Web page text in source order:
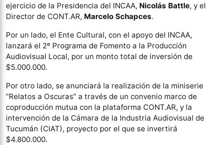
ejercicio de la Presidencia del INCAA, Nicolás Battle, y el
Director de CONT.AR, Marcelo Schapces.
Por un lado, el Ente Cultural, con el apoyo del INCAA,
lanzará el 2º Programa de Fomento a la Producción
Audiovisual Local, por un monto total de inversión de
$5.000.000.
Por otro lado, se anunciará la realización de la miniserie
“Relatos a Oscuras” a través de un convenio marco de
coproducción mutua con la plataforma CONT.AR, y la
intervención de la Cámara de la Industria Audiovisual de
Tucumán (CIAT), proyecto por el que se invertirá
$4.800.000.